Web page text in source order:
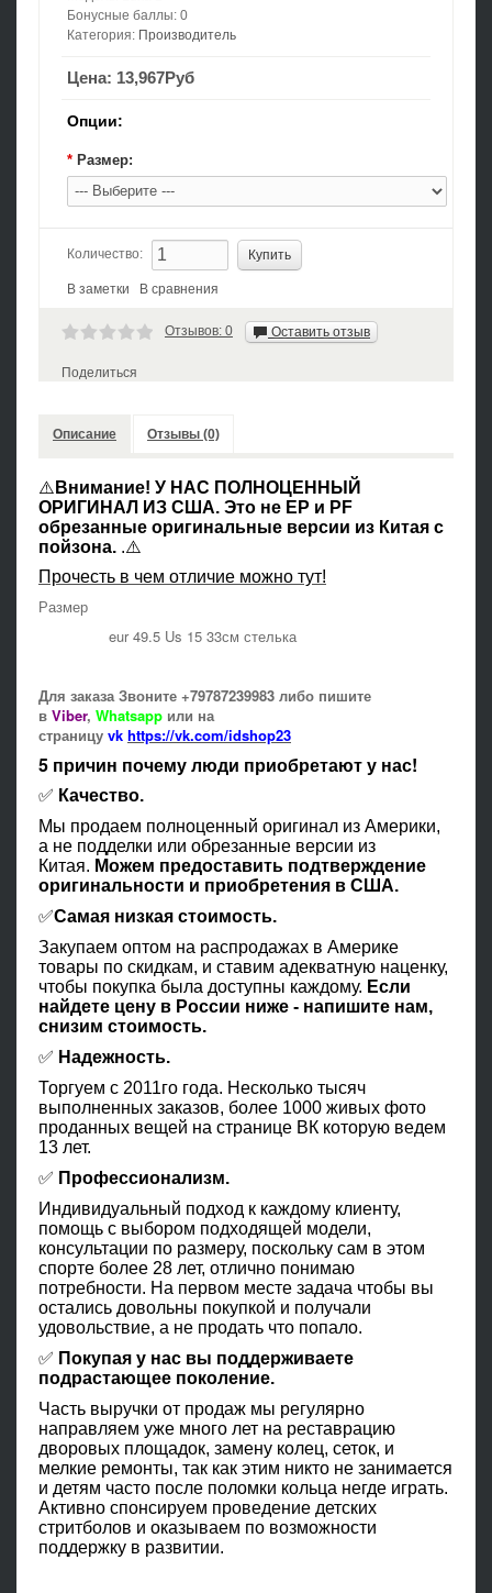
Бонусные баллы: 0
Категория: Производитель
Цена: 13,967Руб
Опции:
* Размер:
Количество:
В заметки В сравнения
Отзывов: 0 Оставить отзыв
Поделиться
Описание Отзывы (0)
⚠️ Внимание! У НАС ПОЛНОЦЕННЫЙ
ОРИГИНАЛ ИЗ США. Это не EP и PF
обрезанные оригинальные версии из Китая с
пойзона. .⚠️
Прочесть в чем отличие можно тут!
Размер
eur 49.5 Us 15 33см стелька
Для заказа Звоните +79787239983 либо пишите
в Viber, Whatsapp или на
страницу vk https://vk.com/idshop23
5 причин почему люди приобретают у нас!
✅ Качество.
Мы продаем полноценный оригинал из Америки,
а не подделки или обрезанные версии из
Китая. Можем предоставить подтверждение
оригинальности и приобретения в США.
✅Самая низкая стоимость.
Закупаем оптом на распродажах в Америке
товары по скидкам, и ставим адекватную наценку,
чтобы покупка была доступны каждому. Если
найдете цену в России ниже - напишите нам,
снизим стоимость.
✅ Надежность.
Торгуем с 2011го года. Несколько тысяч
выполненных заказов, более 1000 живых фото
проданных вещей на странице ВК которую ведем
13 лет.
✅ Профессионализм.
Индивидуальный подход к каждому клиенту,
помощь с выбором подходящей модели,
консультации по размеру, поскольку сам в этом
спорте более 28 лет, отлично понимаю
потребности. На первом месте задача чтобы вы
остались довольны покупкой и получали
удовольствие, а не продать что попало.
✅ Покупая у нас вы поддерживаете
подрастающее поколение.
Часть выручки от продаж мы регулярно
направляем уже много лет на реставрацию
дворовых площадок, замену колец, сеток, и
мелкие ремонты, так как этим никто не занимается
и детям часто после поломки кольца негде играть.
Активно спонсируем проведение детских
стритболов и оказываем по возможности
поддержку в развитии.